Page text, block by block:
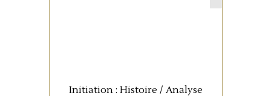
Initiation : Histoire / Analyse